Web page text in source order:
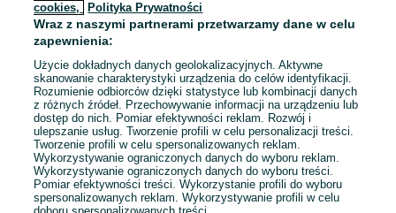
Lubichowo
05 sierpnia 2026
1 2 3 ... 100
cookies,
Polityka Prywatności
Wraz z naszymi partnerami przetwarzamy dane w celu
zapewnienia:
Użycie dokładnych danych geolokalizacyjnych. Aktywne
skanowanie charakterystyki urządzenia do celów identyfikacji.
Rozumienie odbiorców dzięki statystyce lub kombinacji danych
z różnych źródeł. Przechowywanie informacji na urządzeniu lub
dostęp do nich. Pomiar efektywności reklam. Rozwój i
ulepszanie usług. Tworzenie profili w celu personalizacji treści.
Tworzenie profili w celu spersonalizowanych reklam.
Wykorzystywanie ograniczonych danych do wyboru reklam.
Wykorzystywanie ograniczonych danych do wyboru treści.
Pomiar efektywności treści. Wykorzystanie profili do wyboru
spersonalizowanych reklam. Wykorzystywanie profili w celu